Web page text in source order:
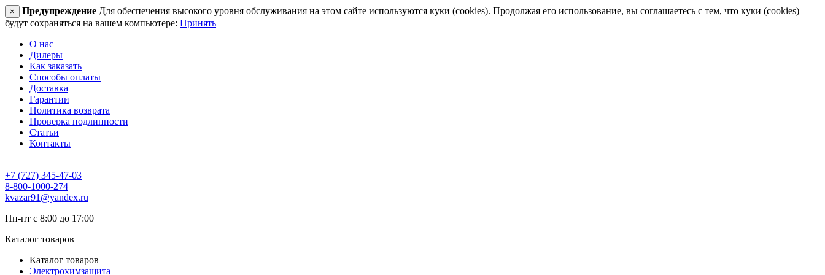
× Предупреждение Для обеспечения высокого уровня обслуживания на этом сайте используются куки (cookies). Продолжая его использование, вы соглашаетесь с тем, что куки (cookies)
будут сохраняться на вашем компьютере: Принять
О нас
Дилеры
Как заказать
Способы оплаты
Доставка
Гарантии
Политика возврата
Проверка подлинности
Статьи
Контакты
+7 (727) 345-47-03
8-800-1000-274
kvazar91@yandex.ru
Пн-пт с 8:00 до 17:00
Каталог товаров
Каталог товаров
Электрохимзащита